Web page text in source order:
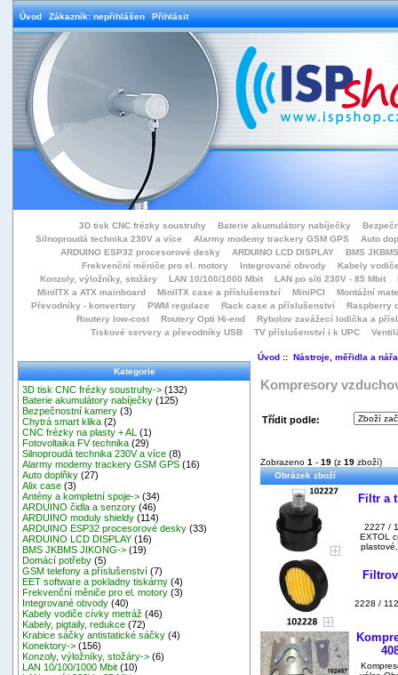
Úvod Zákazník: nepřihlášen Přihlásit
3D tisk CNC frézky soustruhy Baterie akumulátory nabíječky
Silnoproudá technika 230V a více
Alarmy modemy trackery GSM GPS
Auto
ARDUINO ESP32 procesorové desky
ARDUINO LCD DISPLAY
BMS
Frekvenční měniče pro el. motory
Integrované obvody
Kabely
Konzoly, výložníky, stožáry
LAN 10/100/1000 Mbit LAN po síti 230V - 85 Mbit
MiniITX a ATX mainboard
MiniITX case a příslušenství MiniPCI
Montážní
Převodníky - konvertory
PWM regulace Rack case a příslušenství
Raspberry
Routery low-cost
Routery Opti Hi-end
Rybolov zavážecí lodička a přísl
Tiskové servery a převodníky USB
TV příslušenství i k UPC
Kategorie
3D tisk CNC frézky soustruhy-> (132)
Baterie akumulátory nabíječky (125)
Bezpečnostní kamery (3)
Chytrá smart klika (2)
CNC frézky na plasty + AL
(1)
Fotovoltaika FV technika (29)
Silnoproudá technika 230V a více (8)
Alarmy modemy trackery GSM GPS (16)
Auto doplňky (27)
Alix case (3)
Antény a kompletní spoje-> (34)
ARDUINO čidla a senzory (46)
ARDUINO moduly shieldy (114)
ARDUINO ESP32 procesorové desky (33)
ARDUINO LCD DISPLAY (16)
BMS JKBMS JIKONG-> (19)
Domácí potřeby (5)
GSM telefony a příslušenství (7)
EET software a pokladny tiskárny (4)
Frekvenční měniče pro el. motory (3)
Integrované obvody (40)
Kabely vodiče cívky metráž (46)
Kabely, pigtaily, redukce (72)
Krabice sáčky antistatické sáčky (4)
Konektory-> (156)
Konzoly, výložníky, stožáry-> (6)
LAN 10/100/1000 Mbit (10)
Úvod:: Nástroje, měřidla a
Kompresory
Třídit podle:
Zobrazeno 1 - 19 (z 19 zboží)
Obrázek zboží
Filtr a
2227 /
EXTOL
2228 /